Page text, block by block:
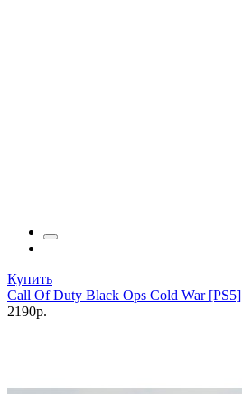
Купить
Call Of Duty Black Ops Cold War [PS5]
2190р.